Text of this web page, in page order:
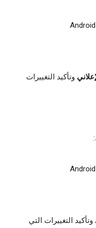
وتأكيد التغييرات
وتأكيد التغييرات التي